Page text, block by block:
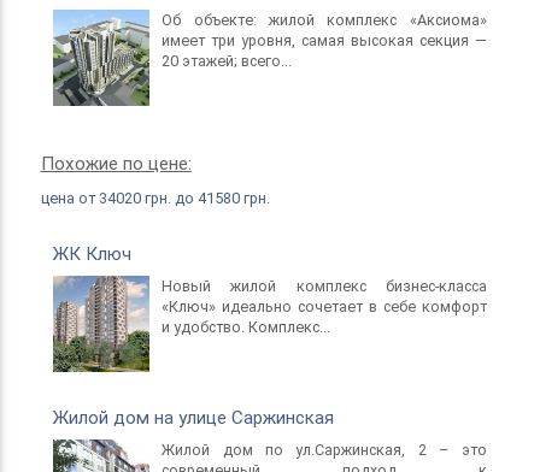
технологии с традиционными удобными
природными материалами:
Ограждающие конструкции и внутренние
перегородки возводятся из экологичного
уберегут Вашу квартиру от перепадов температур
в период смены погодных условий.
стеклопакетом, а также алюминиевые
панорамные системы остекления гарантируют
максимальные тепло- и звукоизоляционные
показатели.
Медная электрическая разводка гарантирует
оптимальные эксплуатационные характеристики.
выполненная из меди, обеспечивает удобство в
эксплуатации и долговечное функционирование.
Об объекте: жилой комплекс «Аксиома»
имеет три уровня, самая высокая секция —
20 этажей; всего...
Похожие по цене:
цена от 34020 грн. до 41580 грн.
ЖК Ключ
Новый жилой комплекс бизнес-класса
«Ключ» идеально сочетает в себе комфорт
и удобство. Комплекс...
Жилой дом на улице Саржинская
Жилой дом по ул.Саржинская, 2 – это